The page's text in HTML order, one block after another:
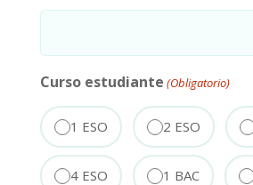
Curso estudiante (Obligatorio)
1 ESO 2 ESO
4 ESO 1 BAC